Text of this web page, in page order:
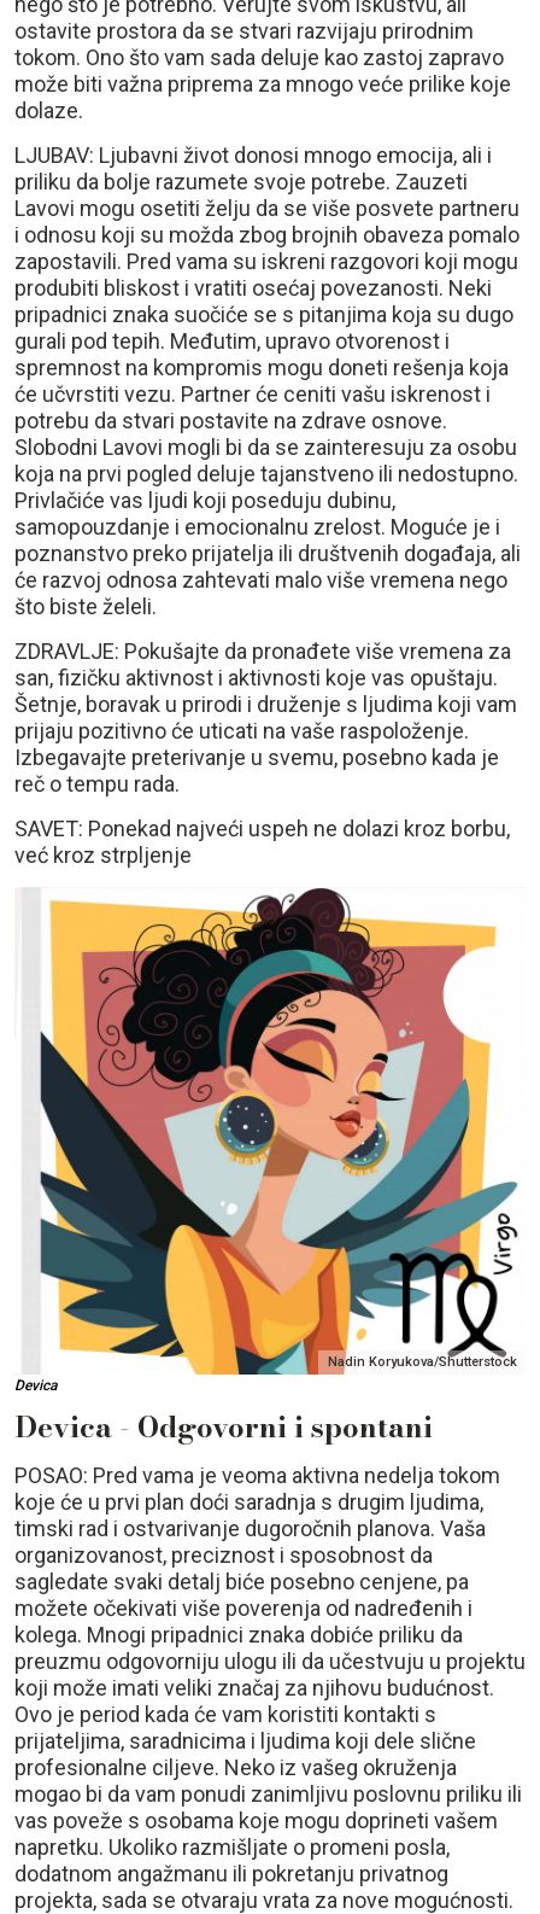
ostavite prostora da se stvari razvijaju prirodnim
tokom. Ono što vam sada deluje kao zastoj zapravo
može biti važna priprema za mnogo veće prilike koje
dolaze.
LJUBAV: Ljubavni život donosi mnogo emocija, ali i
priliku da bolje razumete svoje potrebe. Zauzeti
Lavovi mogu osetiti želju da se više posvete partneru
i odnosu koji su možda zbog brojnih obaveza pomalo
zapostavili. Pred vama su iskreni razgovori koji mogu
produbiti bliskost i vratiti osećaj povezanosti. Neki
pripadnici znaka suočiće se s pitanjima koja su dugo
gurali pod tepih. Međutim, upravo otvorenost i
spremnost na kompromis mogu doneti rešenja koja
će učvrstiti vezu. Partner će ceniti vašu iskrenost i
potrebu da stvari postavite na zdrave osnove.
Slobodni Lavovi mogli bi da se zainteresuju za osobu
koja na prvi pogled deluje tajanstveno ili nedostupno.
Privlačiće vas ljudi koji poseduju dubinu,
samopouzdanje i emocionalnu zrelost. Moguće je i
poznanstvo preko prijatelja ili društvenih događaja, ali
će razvoj odnosa zahtevati malo više vremena nego
što biste želeli.
ZDRAVLJE: Pokušajte da pronađete više vremena za
san, fizičku aktivnost i aktivnosti koje vas opuštaju.
Šetnje, boravak u prirodi i druženje s ljudima koji vam
prijaju pozitivno će uticati na vaše raspoloženje.
Izbegavajte preterivanje u svemu, posebno kada je
reč o tempu rada.
SAVET: Ponekad najveći uspeh ne dolazi kroz borbu,
već kroz strpljenje
Nadin Koryukova/Shutterstock
Devica
Devica - Odgovorni i spontani
POSAO: Pred vama je veoma aktivna nedelja tokom
koje će u prvi plan doći saradnja s drugim ljudima,
timski rad i ostvarivanje dugoročnih planova. Vaša
organizovanost, preciznost i sposobnost da
sagledate svaki detalj biće posebno cenjene, pa
možete očekivati više poverenja od nadređenih i
kolega. Mnogi pripadnici znaka dobiće priliku da
preuzmu odgovorniju ulogu ili da učestvuju u projektu
koji može imati veliki značaj za njihovu budućnost.
Ovo je period kada će vam koristiti kontakti s
prijateljima, saradnicima i ljudima koji dele slične
profesionalne ciljeve. Neko iz vašeg okruženja
mogao bi da vam ponudi zanimljivu poslovnu priliku ili
vas poveže s osobama koje mogu doprineti vašem
napretku. Ukoliko razmišljate o promeni posla,
dodatnom angažmanu ili pokretanju privatnog
projekta, sada se otvaraju vrata za nove mogućnosti.